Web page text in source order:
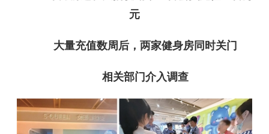
元
大量充值数周后，两家健身房同时关门
相关部门介入调查